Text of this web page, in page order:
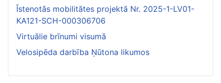
Īstenotās mobilitātes projektā Nr. 2025-1-LV01-
KA121-SCH-000306706
Virtuālie brīnumi visumā
Velosipēda darbība Ņūtona likumos